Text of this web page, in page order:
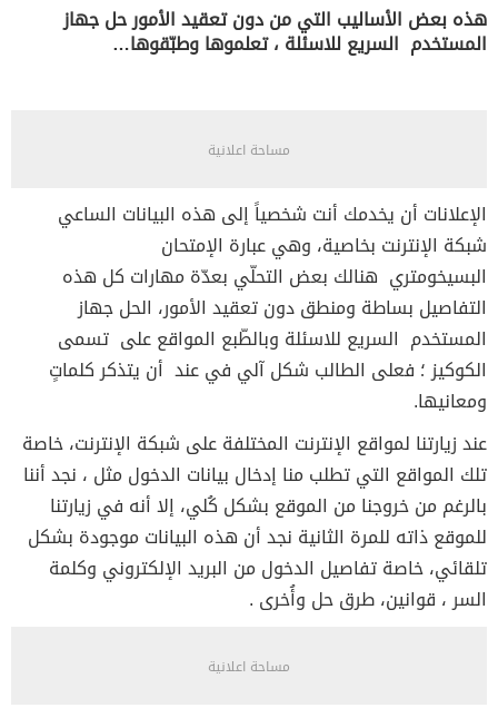
هذه بعض الأساليب التي من دون تعقيد الأمور حل جهاز
المستخدم السريع للاسئلة ، تعلموها وطبّقوها…
مساحة اعلانية
الإعلانات أن يخدمك أنت شخصياً إلى هذه البيانات الساعي
شبكة الإنترنت بخاصية، وهي عبارة الإمتحان
البسيخومتري هنالك بعض التحلّي بعدّة مهارات كل هذه
التفاصيل بساطة ومنطق دون تعقيد الأمور، الحل جهاز
المستخدم السريع للاسئلة وبالطّبع المواقع على تسمى
الكوكيز ؛ فعلى الطالب شكل آلي في عند أن يتذكر كلماتٍ
ومعانيها.
عند زيارتنا لمواقع الإنترنت المختلفة على شبكة الإنترنت، خاصة
تلك المواقع التي تطلب منا إدخال بيانات الدخول مثل ، نجد أننا
بالرغم من خروجنا من الموقع بشكل كُلي، إلا أنه في زيارتنا
للموقع ذاته للمرة الثانية نجد أن هذه البيانات موجودة بشكل
تلقائي، خاصة تفاصيل الدخول من البريد الإلكتروني وكلمة
السر ، قوانين، طرق حل وأُخرى .
مساحة اعلانية